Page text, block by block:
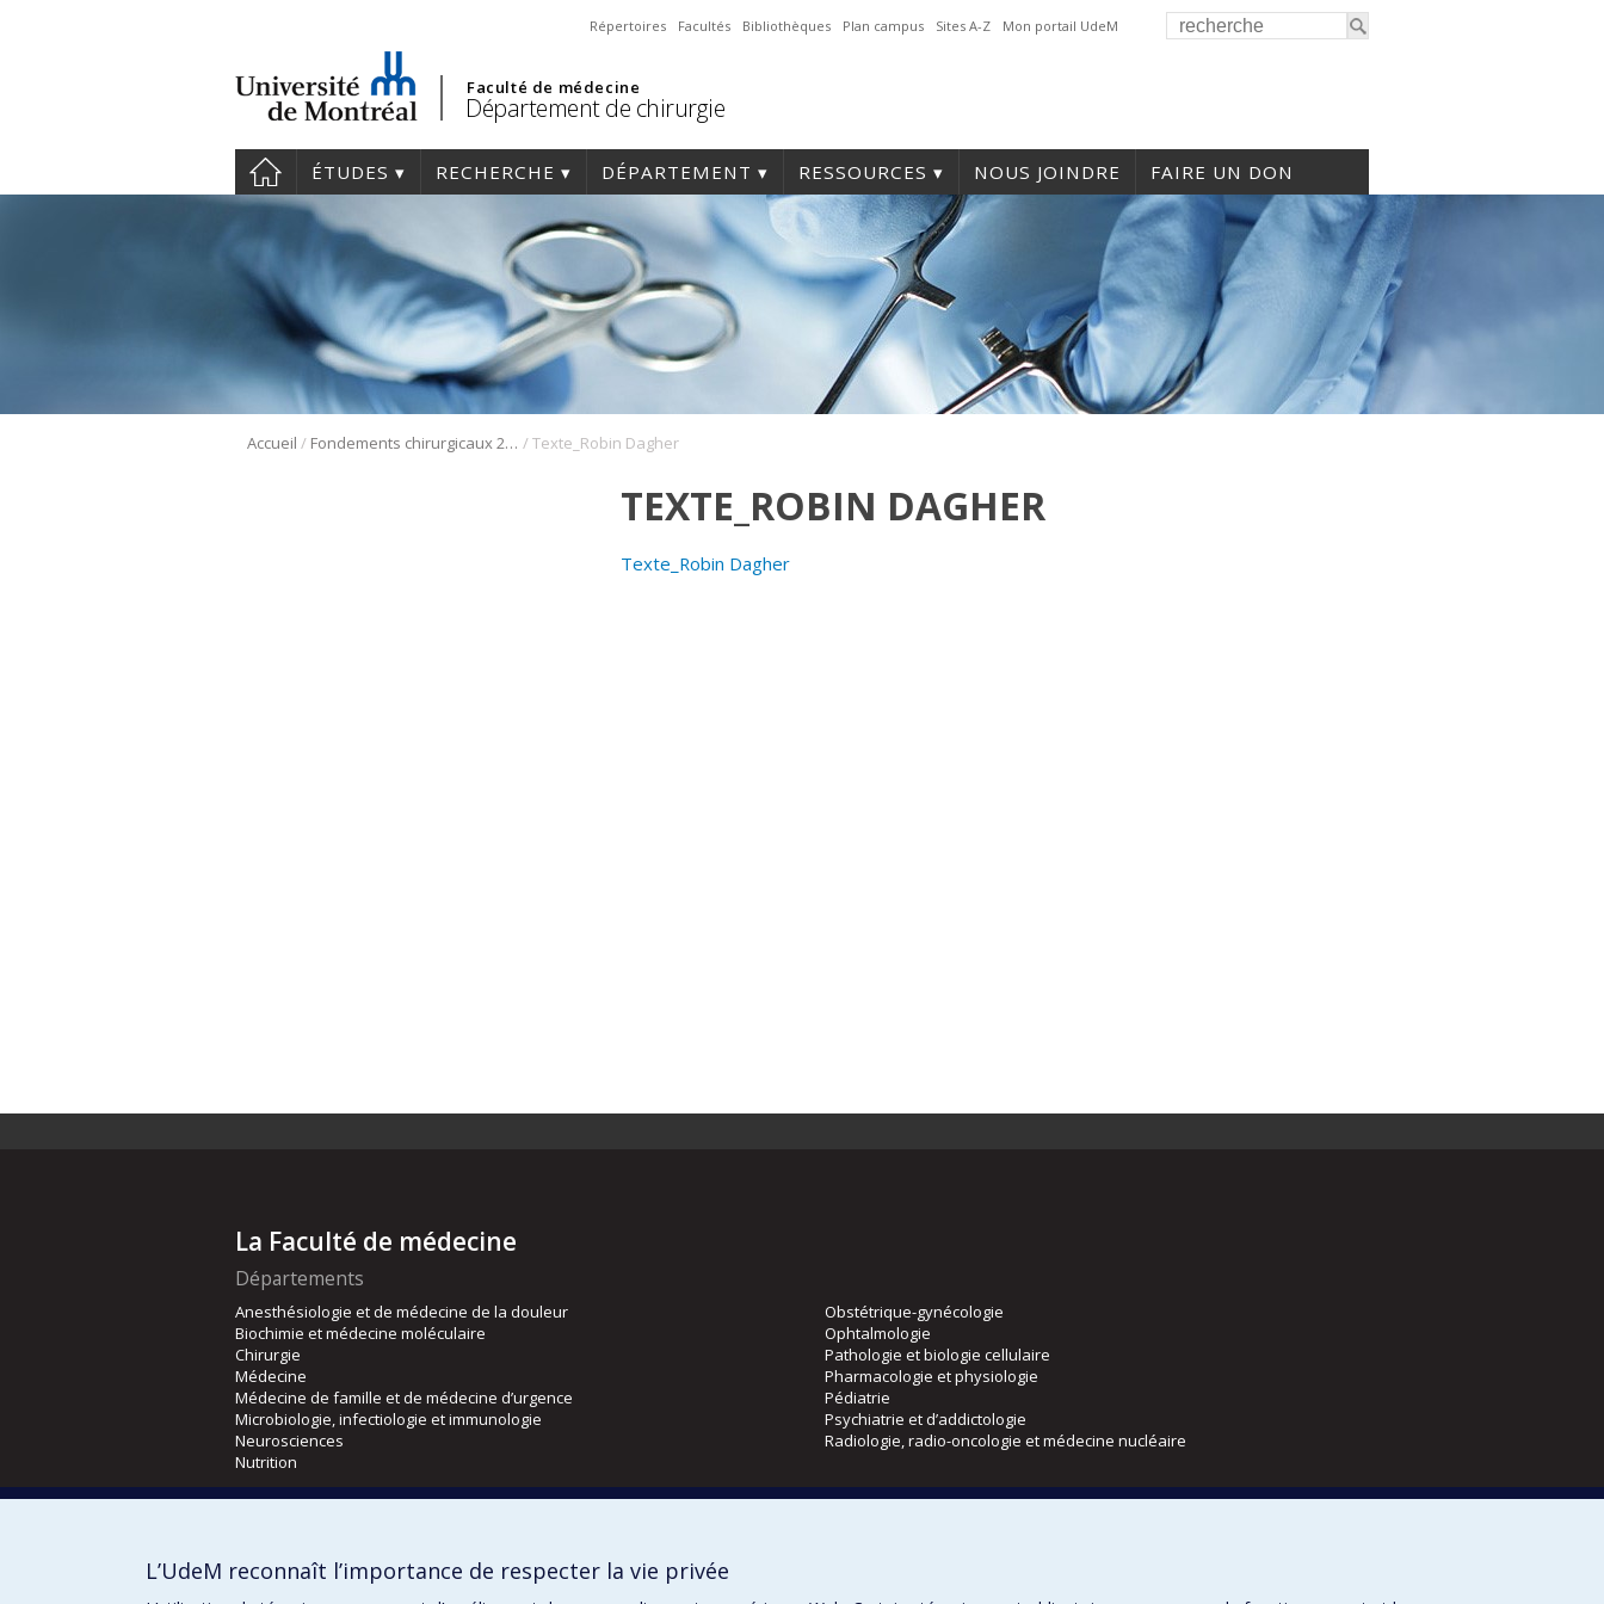
Répertoires Facultés Bibliothèques Plan campus Sites A-Z Mon portail UdeM
Faculté de médecine
Département de chirurgie
ÉTUDES RECHERCHE DÉPARTEMENT RESSOURCES NOUS JOINDRE FAIRE UN DON
Accueil / Fondements chirurgicaux 2025 – ORL /Texte_Robin Dagher
TEXTE_ROBIN DAGHER
Texte_Robin Dagher
La Faculté de médecine
Départements
Anesthésiologie et de médecine de la douleur
Biochimie et médecine moléculaire
Chirurgie
Médecine
Médecine de famille et de médecine d’urgence
Microbiologie, infectiologie et immunologie
Neurosciences
Nutrition
Obstétrique-gynécologie
Ophtalmologie
Pathologie et biologie cellulaire
Pharmacologie et physiologie
Pédiatrie
Psychiatrie et d’addictologie
Radiologie, radio-oncologie et médecine nucléaire
Orthophonie et audiologie
L’UdeM reconnaît l’importance de respecter la vie privée